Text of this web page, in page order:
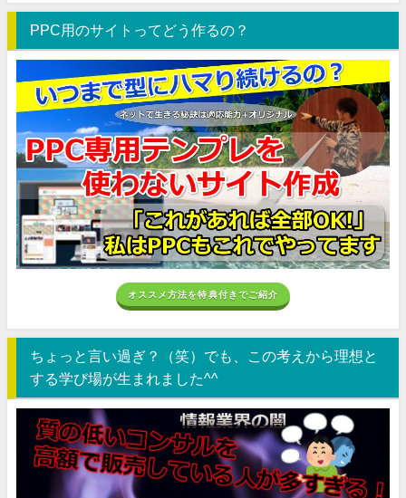
PPC用のサイトってどう作るの？
オススメ方法を特典付きでご紹介
ちょっと言い過ぎ？（笑）でも、この考えから理想と
する学び場が生まれました^^